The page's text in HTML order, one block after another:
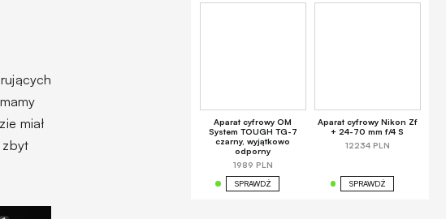
miał
zbyt
Aparat cyfrowy OM
System TOUGH TG-7
czarny, wyjątkowo
odporny
1989 PLN
SPRAWDŹ
Aparat cyfrowy Nikon Zf
+ 24-70 mm f/4 S
12234 PLN
SPRAWDŹ